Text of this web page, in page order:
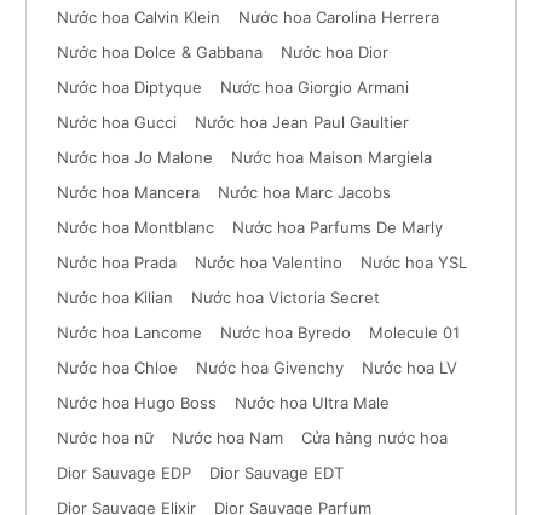
phái, tươi trẻ “hớp hồn” nhà mốt Givenchy. Những
năm 1960, đi ra ngoài đường hầu hết đều bắt gặp
mọi người diện trang phục của nhà mốt Givenchy.
Cho thấy mức độ ưa chuộng của khách hàng dành
cho sản phẩm thương hiệu lớn thế nào.
Givenchy sinh ra từ nguồn gốc quý tộc nên rất coi
trọng những giá trị truyền thống. Bộ sưu tập “nàng
thơ” Duality là minh chứng rõ nhất cho mục tiêu phát
triển trong tương lai của hãng. Tác phẩm Séparables
của Givenchy dành cho những người phụ nữ yêu
trọng. Nó như đại diện cho sự thanh lịch được giải
phóng, tự do tự tại, báo hiệu cho sự xuất hiện của
thời đại mới.
Chuyển sang lĩnh vực sản xuất nước hoa vào năm
1957 và hương thơm đầu tiên Givenchy giới thiệu tới
mọi người làL’Interdit. Sản phẩm lấy cảm hứng từ “vị
Nước hoa Calvin Klein
Nước hoa Carolina Herrera
Nước hoa Dolce & Gabbana
Nước hoa Dior
Nước hoa Diptyque
Nước hoa Giorgio Armani
Nước hoa Gucci
Nước hoa Jean Paul Gaultier
Nước hoa Jo Malone
Nước hoa Maison Margiela
Nước hoa Mancera
Nước hoa Marc Jacobs
Nước hoa Montblanc
Nước hoa Parfums De Marly
Nước hoa Prada
Nước hoa Valentino
Nước hoa YSL
Nước hoa Kilian
Nước hoa Victoria Secret
Nước hoa Lancome
Nước hoa Byredo
Molecule 01
Nước hoa Chloe
Nước hoa Givenchy
Nước hoa LV
Nước hoa Hugo Boss
Nước hoa Ultra Male
Nước hoa nữ
Nước hoa Nam
Cửa hàng nước hoa
Dior Sauvage EDP
Dior Sauvage EDT
Dior Sauvage Elixir
Dior Sauvage Parfum